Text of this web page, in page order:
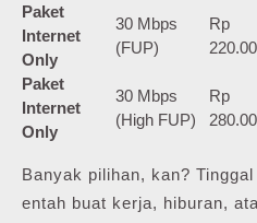
Paket
Internet
Only
30 Mbps
(FUP)
Rp
Paket
Internet
Only
30 Mbps
(High FUP)
Rp
Banyak pilihan, kan?
entah buat kerja, hiburan,